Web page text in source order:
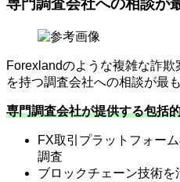
専門調査会社への相談が
Forexlandのような複雑な詐
を持つ調査会社への相談が最
専門調査会社が提供する包括
FX取引プラットフォー
調査
ブロックチェーン技術